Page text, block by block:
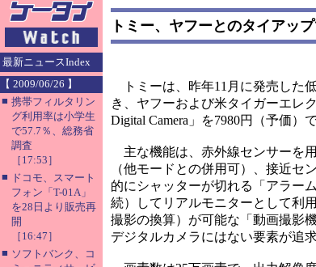
最新ニュースIndex
【 2009/06/26 】
■ 携帯フィルタリン
グ利用率は小学生
で57.7％、総務省
調査
［17:53］
■ ドコモ、スマート
フォン「T-01A」
を28日より販売再
開
［16:47］
■ ソフトバンク、コ
トミー、ヤフーとのタイアッ
トミーは、昨年11月に発売した
き、ヤフーおよび米タイガーエレ
Digital Camera」を7980円（予価）
主な機能は、赤外線センサーを
（他モードとの併用可）、接近セ
的にシャッターが切れる「アラー
続）してリアルモニターとして利
撮影の換算）が可能な「動画撮影
デジタルカメラにはない要素が追